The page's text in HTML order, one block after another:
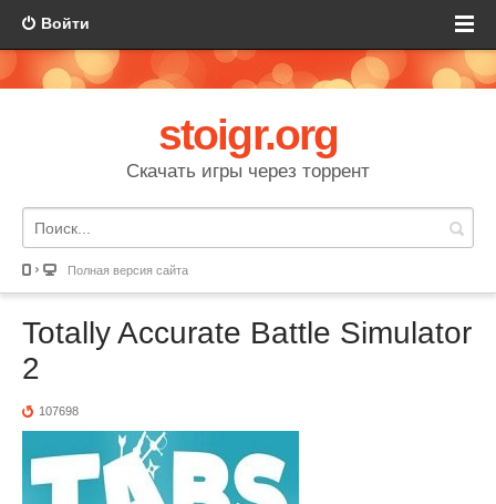
Войти
stoigr.org
Скачать игры через торрент
Полная версия сайта
Totally Accurate Battle Simulator
2
107698